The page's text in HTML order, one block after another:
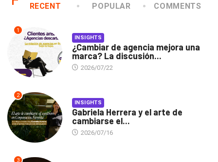
RECENT POPULAR COMMENTS
1
INSIGHTS
¿Cambiar de agencia mejora una
marca? La discusión...
2026/07/22
2
INSIGHTS
Gabriela Herrera y el arte de
cambiarse el...
2026/07/16
3